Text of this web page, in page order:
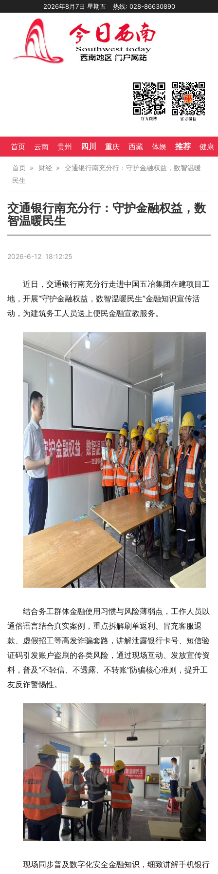
2026年8月7日 星期五 热线: 028-86630890
首页 云南 贵州 四川 重庆 西藏 体娱 推荐 健康
首页 财经
交通银行南充分行：守护金融权益，数智温暖
民生
交通银行南充分行：守护金融权益，数
智温暖民生
2026-6-12 18:12:25
近日，交通银行南充分行走进中国五冶集团在建项目工
地，开展“守护金融权益，数智温暖民生”金融知识宣传活
动，为建筑务工人员送上便民金融宣教服务。
结合务工群体金融使用习惯与风险薄弱点，工作人员以
通俗语言结合真实案例，重点拆解刷单返利、冒充客服退
款、虚假招工等高发诈骗套路，讲解泄露银行卡号、短信验
证码引发账户盗刷的各类风险，通过现场互动、发放宣传资
料，普及“不轻信、不透露、不转账”防骗核心准则，提升工
友反诈警惕性。
现场同步普及数字化安全金融知识，细致讲解手机银行